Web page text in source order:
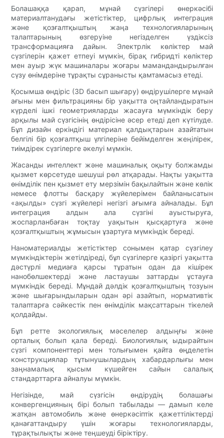
Болашаққа қарап, мұнай сүзгілері өнеркәсібі
материалтанудағы жетістіктер, цифрлық интеграция
және қозғалтқыштың жаңа технологияларының
талаптарының өзгеруіне негізделген үздіксіз
трансформацияға дайын. Электрлік көліктер май
сүзгілерін қажет етпеуі мүмкін, бірақ гибридті көліктер
мен ауыр жүк машиналары жоғары мамандандырылған
сүзу өнімдеріне тұрақты сұранысты қамтамасыз етеді.
Қосымша өндіріс (3D басып шығару) өндірушілерге мұнай
ағыны мен фильтрацияны бір уақытта оңтайландыратын
күрделі ішкі геометрияларды жасауға мүмкіндік беру
арқылы май сүзгісінің өндірісіне әсер етеді деп күтілуде.
Бұл дизайн еркіндігі материал қалдықтарын азайтатын
белгілі бір қозғалтқыш үлгілеріне бейімделген жеңілірек,
тиімдірек сүзгілерге әкелуі мүмкін.
Жасанды интеллект және машиналық оқыту болжамды
қызмет көрсетуде шешуші рөл атқарады. Нақты уақытта
өнімділік пен қызмет ету мерзімін бақылайтын және көлік
немесе флотты басқару жүйелерімен байланысатын
«ақылды» сүзгі жүйелері негізгі ағымға айналады. Бұл
интеграция алдын ала сүзгіні ауыстыруға,
жоспарланбаған тоқтау уақытын қысқартуға және
қозғалтқыштың жұмысын ұзартуға мүмкіндік береді.
Наноматериалды жетістіктер сонымен қатар сүзгілеу
мүмкіндіктерін жетілдіреді, бұл сүзгілерге қазіргі уақытта
дәстүрлі медиаға қарсы тұратын одан да кішірек
нанобөлшектерді және ластаушы заттарды ұстауға
мүмкіндік береді. Мұндай дәлдік қозғалтқыштың тозуын
және шығарындыларын одан әрі азайтып, нормативтік
талаптарға сәйкестік пен өнімділік мақсаттарын тікелей
қолдайды.
Бұл ретте экологиялық мәселелер алдыңғы және
орталық болып қала береді. Биологиялық ыдырайтын
сүзгі компоненттері мен толығымен қайта өңделетін
конструкциялар тұтынушылардың хабардарлығы мен
заңнамалық қысым күшейген сайын салалық
стандарттарға айналуы мүмкін.
Негізінде, май сүзгісін өндірудің болашағы
конвергенцияның бірі болып табылады — дамып келе
жатқан автомобиль және өнеркәсіптік қажеттіліктерді
қанағаттандыру үшін жоғары технологияларды,
тұрақтылықты және теңшеуді біріктіру.